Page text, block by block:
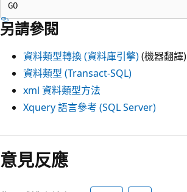
另請參閱
資料類型轉換 (資料庫引擎)(機器翻譯)
資料類型 (Transact-SQL)
xml 資料類型方法
Xquery 語言參考 (SQL Server)
閱
讀
模
意見反應